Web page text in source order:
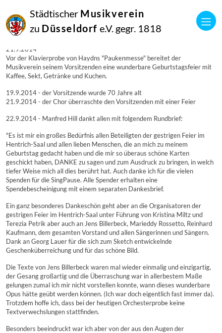
Städtischer Musikverein
zu Düsseldorf e.V. gegr. 1818
September
2014
Manfred Hill
21.9.2014
Vor der Klavierprobe von Haydns "Paukenmesse" bereitet der
Musikverein seinem Vorsitzenden eine wunderbare Geburtstagsfeier mit
Kaffee, Sekt, Getränke und Kuchen.
19.9.2014 - der Vorsitzende wurde 70 Jahre alt
21.9.2014 - der Chor überraschte den Vorsitzenden mit einer Feier
22.9.2014 - Manfred Hill dankt allen mit folgendem Rundbrief:
"Es ist mir ein großes Bedürfnis allen Beteiligten der gestrigen Feier im
Hentrich-Saal und allen lieben Menschen, die an mich zu meinem
Geburtstag gedacht haben und die mir so überaus schöne Karten
geschickt haben, DANKE zu sagen und zum Ausdruck zu bringen, in welch
tiefer Weise mich all dies berührt hat. Auch danke ich für die vielen
Spenden für die SingPause. Alle Spender erhalten eine
Spendebescheinigung mit einem separaten Dankesbrief.
Ein ganz besonderes Dankeschön geht aber an die Organisatoren der
gestrigen Feier im Hentrich-Saal unter Führung von Kristina Miltz und
Terezia Petrik aber auch an Jens Billerbeck, Marieddy Rossetto, Reinhard
Kaufmann, dem gesamten Vorstand und allen Sängerinnen und Sängern.
Dank an Georg Lauer für die sich zum Sketch entwickelnde
Geschenküberreichung und für das schöne Bild.
Die Texte von Jens Billerbeck waren mal wieder einmalig und einzigartig,
der Gesang großartig und die Überraschung war in allerbestem Maße
gelungen zumal ich mir nicht vorstellen konnte, wann dieses wunderbare
Opus hätte geübt werden können. (Ich war doch eigentlich fast immer da).
Trotzdem hoffe ich, dass bei der heutigen Orchesterprobe keine
Textverwechslungen stattfinden.
Besonders beeindruckt war ich aber von der aus den Augen der